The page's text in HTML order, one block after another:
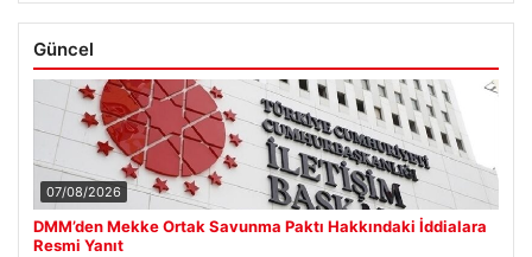
Güncel
07/08/2026
DMM’den Mekke Ortak Savunma Paktı Hakkındaki İddialara
Resmi Yanıt